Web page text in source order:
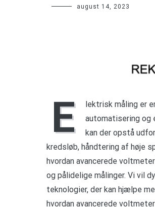
august 14, 2023
E
lektrisk måling er
automatisering og
kan der opstå
kredsløb, håndtering af høje
hvordan avancerede
og pålidelige målinger. Vi vil
teknologier, der kan hjælpe
hvordan avancerede